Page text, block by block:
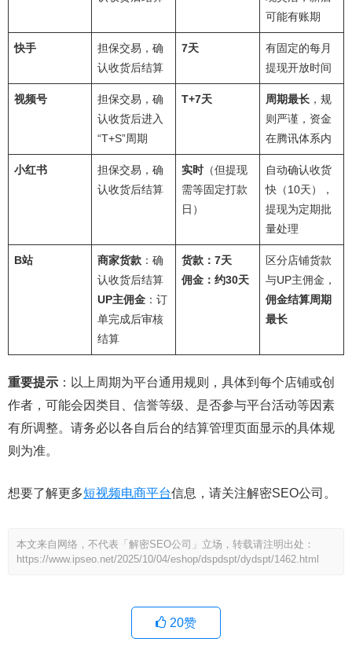
可能有账期
快手
担保交易，确
认收货后结算
7天
有固定的每月
提现开放时间
视频号
担保交易，确
认收货后进入
“T+S”周期
T+7天 周期最长 ，规
则严谨，资金
在腾讯体系内
小红书
担保交易，确
认收货后结算
实时 （但提现
需等固定打款
日）
自动确认收货
快（10天），
提现为定期批
量处理
B站 商家货款 ：确
认收货后结算
UP主佣金 ：订
单完成后审核
结算
货款：7天
佣金：约30天
区分店铺货款
与UP主佣金，
佣金结算周期
最长
重要提示 ：以上周期为平台通用规则，具体到每个店铺或创
作者，可能会因类目、信誉等级、是否参与平台活动等因素
有所调整。请务必以各自后台的结算管理页面显示的具体规
则为准。
想要了解更多短视频电商平台信息，请关注解密SEO公司。
本文来自网络，不代表「解密SEO公司」立场，转载请注明出处：
https://www.ipseo.net/2025/10/04/eshop/dspdspt/dydspt/1462.html
20赞